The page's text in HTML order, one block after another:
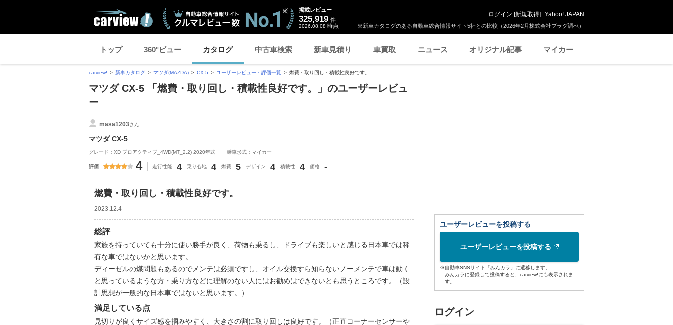
※新車カタログのある自動車総合情報サイト5社との比較（2026年2月株式会社プラグ調べ）
掲載レビュー
325,919 件
2026.08.08 時点
ログイン [新規取得] Yahoo! JAPAN
トップ 360°ビュー カタログ 中古車検索 新車見積り 車買取 ニュース オリジナル記事 マイカー
carview! 新車カタログ マツダ(MAZDA) CX-5 ユーザーレビュー・評価一覧 燃費・取り回し・積載性良好です。
マツダ CX-5 「燃費・取り回し・積載性良好です。」のユーザーレビュ
ー
masa1203さん
マツダ CX-5
グレード：XD プロアクティブ_4WD(MT_2.2) 2020年式 乗車形式：マイカー
評価 4 走行性能 4 乗り心地 4 燃費 5 デザイン 4 積載性 4 価格 -
燃費・取り回し・積載性良好です。
2023.12.4
総評
家族を持っていても十分に使い勝手が良く、荷物も乗るし、ドライブも楽しいと感じる日本車では稀
有な車ではないかと思います。
ディーゼルの煤問題もあるのでメンテは必須ですし、オイル交換すら知らないノーメンテで車は動く
と思っているような方・乗り方などに理解のない人にはお勧めはできないとも思うところです。（設
計思想が一般的な日本車ではないと思います。）
満足している点
見切りが良くサイズ感を掴みやすく、大きさの割に取り回しは良好です。（正直コーナーセンサーや
ユーザーレビューを投稿する
ユーザーレビューを投稿する
※自動車SNSサイト「みんカラ」に遷移します。
みんカラに登録して投稿すると、carview!にも表示されま
す。
ログイン